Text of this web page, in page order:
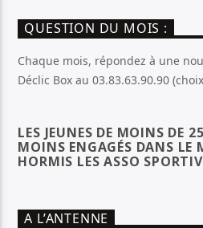
QUESTION DU MOIS :
Chaque mois, répondez à une
Déclic Box au 03.83.63.90.90
LES JEUNES DE MOINS DE
MOINS ENGAGÉS DANS LE
HORMIS LES ASSO
A L’ANTENNE